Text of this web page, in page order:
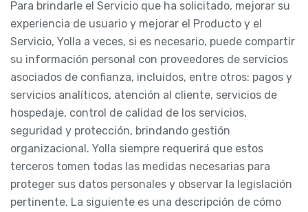
Para brindarle el Servicio que ha solicitado, mejorar su
experiencia de usuario y mejorar el Producto y el
Servicio, Yolla a veces, si es necesario, puede compartir
su información personal con proveedores de servicios
asociados de confianza, incluidos, entre otros: pagos y
servicios analíticos, atención al cliente, servicios de
hospedaje, control de calidad de los servicios,
seguridad y protección, brindando gestión
organizacional. Yolla siempre requerirá que estos
terceros tomen todas las medidas necesarias para
proteger sus datos personales y observar la legislación
pertinente. La siguiente es una descripción de cómo